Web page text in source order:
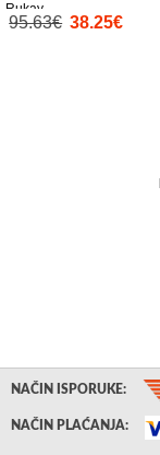
Rukav
95.63€ 38.25€
NAČIN ISPORUKE:
NAČIN PLAĆANJA: